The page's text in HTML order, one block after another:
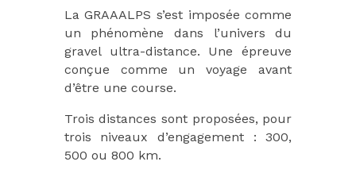
La GRAAALPS s’est imposée comme
un phénomène dans l’univers du
gravel ultra-distance. Une épreuve
conçue comme un voyage avant
d’être une course.
Trois distances sont proposées, pour
trois niveaux d’engagement : 300,
500 ou 800 km.